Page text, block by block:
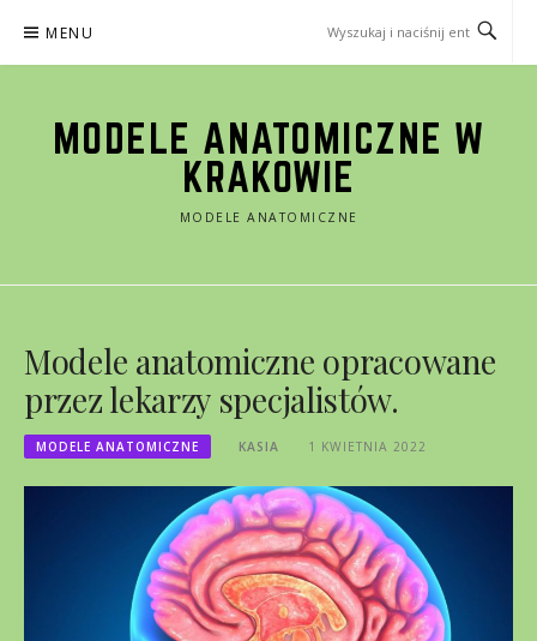
treści
MENU
MODELE ANATOMICZNE W
KRAKOWIE
MODELE ANATOMICZNE
Modele anatomiczne opracowane
przez lekarzy specjalistów.
MODELE ANATOMICZNE KASIA 1 KWIETNIA 2022